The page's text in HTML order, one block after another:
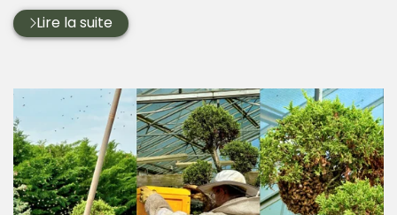
Lire la suite